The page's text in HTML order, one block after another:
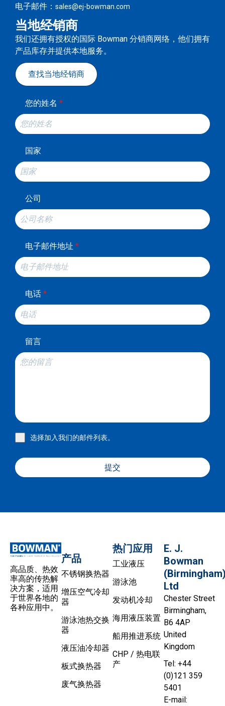
电子邮件： sales@ej-bowman.com
当地经销商
我们还拥有授权的国际 Bowman 分销商网络，他们拥有
产品库存并提供本地服务。
查找当地经销商
您的姓名 *
国家
公司
电子邮件地址 *
电话 *
留言
选择加入我们的邮件列表。
提交
高品质、热效
率高的传热解
决方案，适用
于世界各地的
各种应用中。
产品
不锈钢换热器
增压空气冷却
器
游泳池热交换
器
液压油冷却器
板式换热器
废气换热器
热门应用
工业液压
游泳池
发动机冷却
海用液压装置
船用推进系统
CHP / 热电联
产
E. J.
Bowman
Ltd
Chester Street
Birmingham,
B6 4AP
United
Kingdom
Tel: +44
(0)121 359
5401
E-mail: